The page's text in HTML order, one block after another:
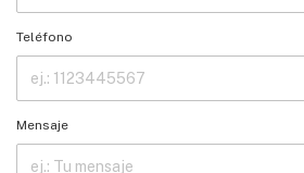
Teléfono
Mensaje